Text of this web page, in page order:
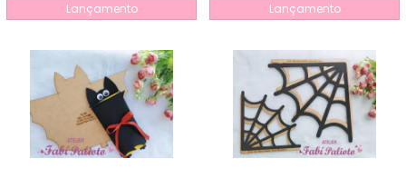
Lançamento
Lançamento